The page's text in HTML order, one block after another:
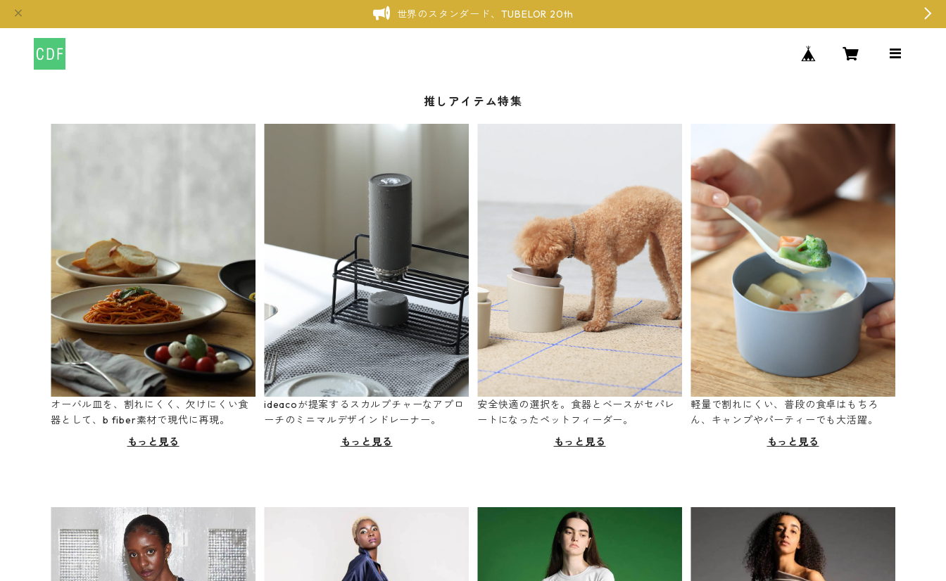
世界のスタンダード、TUBELOR 20th
推しアイテム特集
オーバル皿を、割れにくく、欠けにくい食
器として、b fiber素材で現代に再現。
もっと見る
ideacoが提案するスカルプチャーなアプロ
ーチのミニマルデザインドレーナー。
もっと見る
安全快適の選択を。食器とベースがセパレ
ートになったペットフィーダー。
もっと見る
軽量で割れにくい、普段の食卓はもちろ
ん、キャンプやパーティーでも大活躍。
もっと見る